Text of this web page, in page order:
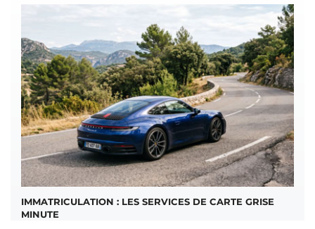
IMMATRICULATION : LES SERVICES DE CARTE GRISE
MINUTE